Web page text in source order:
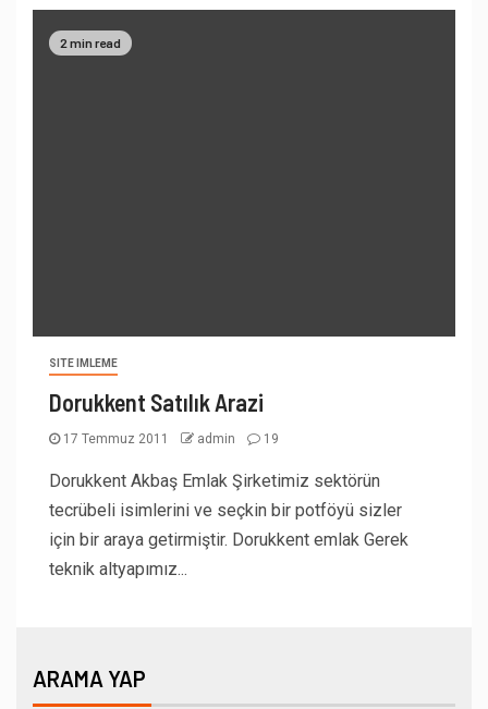
2 min read
SITE IMLEME
Dorukkent Satılık Arazi
17 Temmuz 2011 admin 19
Dorukkent Akbaş Emlak Şirketimiz sektörün
tecrübeli isimlerini ve seçkin bir potföyü sizler
için bir araya getirmiştir. Dorukkent emlak Gerek
teknik altyapımız...
ARAMA YAP